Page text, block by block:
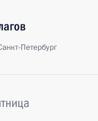
Петербург